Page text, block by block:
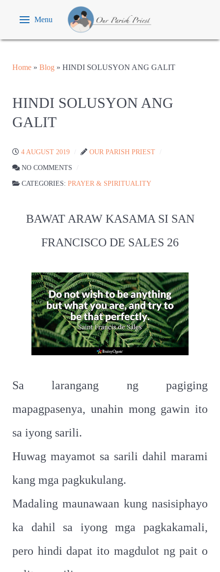
Menu
Home » Blog » HINDI SOLUSYON ANG GALIT
HINDI SOLUSYON ANG
GALIT
4 AUGUST 2019 OUR PARISH PRIEST
NO COMMENTS
CATEGORIES: PRAYER & SPIRITUALITY
BAWAT ARAW KASAMA SI SAN
FRANCISCO DE SALES 26
Sa larangang ng pagiging
mapagpasenya, unahin mong gawin ito
sa iyong sarili.
Huwag mayamot sa sarili dahil marami
kang mga pagkukulang.
Madaling maunawaan kung nasisiphayo
ka dahil sa iyong mga pagkakamali,
pero hindi dapat ito magdulot ng pait o